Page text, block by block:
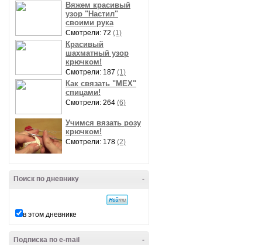
Вяжем красивый
узор "Настил"
своими рука
Смотрели: 72 (1)
Красивый
шахматный узор
крючком!
Смотрели: 187 (1)
Как связать "МЕХ"
спицами!
Смотрели: 264 (6)
Учимся вязать розу
крючком!
Смотрели: 178 (2)
-
Поиск по дневнику
в этом дневнике
-
Подписка по e-mail